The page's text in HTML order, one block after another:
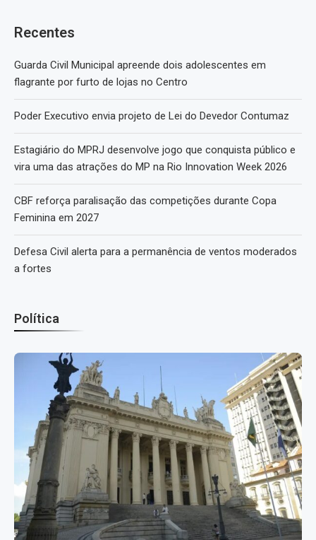
Recentes
Guarda Civil Municipal apreende dois adolescentes em
flagrante por furto de lojas no Centro
Poder Executivo envia projeto de Lei do Devedor Contumaz
Estagiário do MPRJ desenvolve jogo que conquista público e
vira uma das atrações do MP na Rio Innovation Week 2026
CBF reforça paralisação das competições durante Copa
Feminina em 2027
Defesa Civil alerta para a permanência de ventos moderados
a fortes
Política